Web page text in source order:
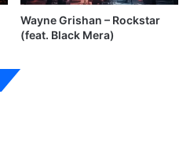
Wayne Grishan – Rockstar
(feat. Black Mera)